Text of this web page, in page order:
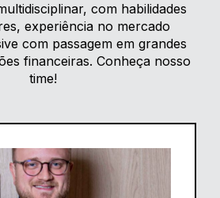
com habilidades
experiência no mercado
com passagem em grandes
financeiras. Conheça nosso
time!